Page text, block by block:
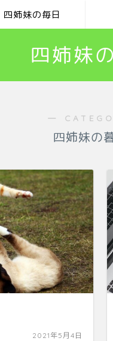
四姉妹の毎日
四姉妹
―
四姉妹の
2021年5月4日